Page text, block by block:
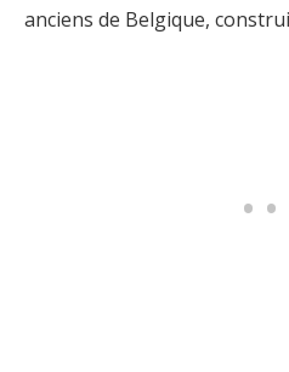
anciens de Belgique,